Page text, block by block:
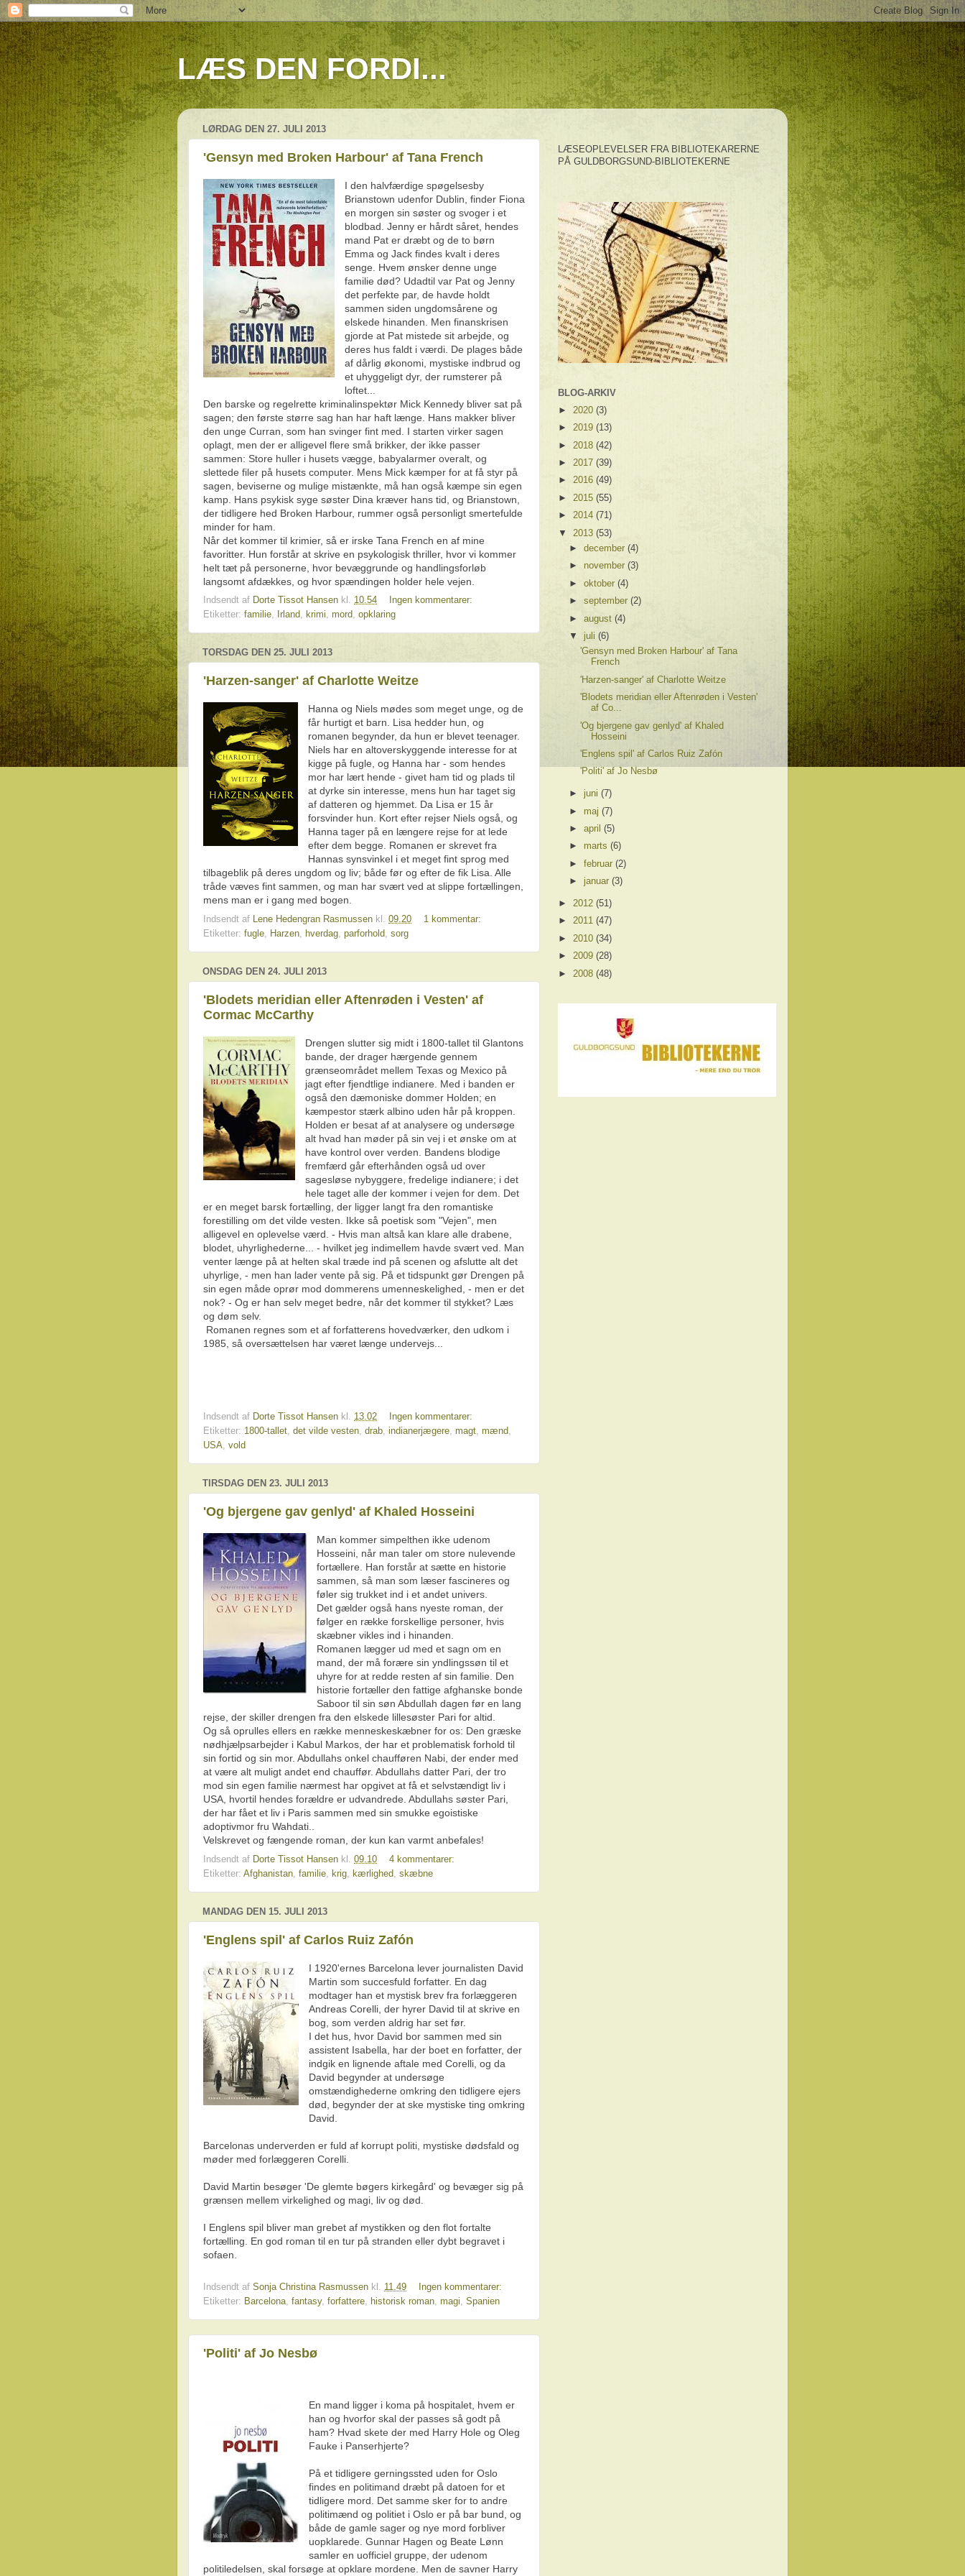
LÆS DEN FORDI...
LØRDAG DEN 27. JULI 2013
'Gensyn med Broken Harbour' af Tana French
I den halvfærdige spøgelsesby
Brianstown udenfor Dublin, finder Fiona
en morgen sin søster og svoger i et
blodbad. Jenny er hårdt såret, hendes
mand Pat er dræbt og de to børn
Emma og Jack findes kvalt i deres
senge. Hvem ønsker denne unge
familie død? Udadtil var Pat og Jenny
det perfekte par, de havde holdt
sammen siden ungdomsårene og
elskede hinanden. Men finanskrisen
gjorde at Pat mistede sit arbejde, og
deres hus faldt i værdi. De plages både
af dårlig økonomi, mystiske indbrud og
et uhyggeligt dyr, der rumsterer på
loftet...
Den barske og regelrette kriminalinspektør Mick Kennedy bliver sat på
sagen; den første større sag han har haft længe. Hans makker bliver
den unge Curran, som han svinger fint med. I starten virker sagen
oplagt, men der er alligevel flere små brikker, der ikke passer
sammen: Store huller i husets vægge, babyalarmer overalt, og
slettede filer på husets computer. Mens Mick kæmper for at få styr på
sagen, beviserne og mulige mistænkte, må han også kæmpe sin egen
kamp. Hans psykisk syge søster Dina kræver hans tid, og Brianstown,
der tidligere hed Broken Harbour, rummer også personligt smertefulde
minder for ham.
Når det kommer til krimier, så er irske Tana French en af mine
favoritter. Hun forstår at skrive en psykologisk thriller, hvor vi kommer
helt tæt på personerne, hvor bevæggrunde og handlingsforløb
langsomt afdækkes, og hvor spændingen holder hele vejen.
Indsendt af Dorte Tissot Hansen kl. 10.54
Ingen kommentarer:
Etiketter: familie, Irland, krimi, mord, opklaring
TORSDAG DEN 25. JULI 2013
'Harzen-sanger' af Charlotte Weitze
Hanna og Niels mødes som meget unge, og de
får hurtigt et barn. Lisa hedder hun, og
romanen begynder, da hun er blevet teenager.
Niels har en altoverskyggende interesse for at
kigge på fugle, og Hanna har - som hendes
mor har lært hende - givet ham tid og plads til
at dyrke sin interesse, mens hun har taget sig
af datteren og hjemmet. Da Lisa er 15 år
forsvinder hun. Kort efter rejser Niels også, og
Hanna tager på en længere rejse for at lede
efter dem begge. Romanen er skrevet fra
Hannas synsvinkel i et meget fint sprog med
tilbageblik på deres ungdom og liv; både før og efter de fik Lisa. Alle
tråde væves fint sammen, og man har svært ved at slippe fortællingen,
mens man er i gang med bogen.
Indsendt af Lene Hedengran Rasmussen kl. 09.20
1 kommentar:
Etiketter: fugle Harzen hverdag parforhold sorg
ONSDAG DEN 24. JULI 2013
'Blodets meridian eller Aftenrøden i Vesten' af
Cormac McCarthy
Drengen slutter sig midt i 1800-tallet til Glantons
bande, der drager hærgende gennem
grænseområdet mellem Texas og Mexico på
jagt efter fjendtlige indianere. Med i banden er
også den dæmoniske dommer Holden; en
kæmpestor stærk albino uden hår på kroppen.
Holden er besat af at analysere og undersøge
alt hvad han møder på sin vej i et ønske om at
have kontrol over verden. Bandens blodige
fremfærd går efterhånden også ud over
sagesløse nybyggere, fredelige indianere; i det
hele taget alle der kommer i vejen for dem. Det
er en meget barsk fortælling, der ligger langt fra den romantiske
forestilling om det vilde vesten. Ikke så poetisk som "Vejen", men
alligevel en oplevelse værd. - Hvis man altså kan klare alle drabene,
blodet, uhyrlighederne... - hvilket jeg indimellem havde svært ved. Man
venter længe på at helten skal træde ind på scenen og afslutte alt det
uhyrlige, - men han lader vente på sig. På et tidspunkt gør Drengen på
sin egen måde oprør mod dommerens umenneskelighed, - men er det
nok? - Og er han selv meget bedre, når det kommer til stykket? Læs
og døm selv.
Romanen regnes som et af forfatterens hovedværker, den udkom i
1985, så oversættelsen har været længe undervejs...
Indsendt af Dorte Tissot Hansen kl. 13.02
Ingen kommentarer:
Etiketter: 1800-tallet, det vilde vesten, drab, indianerjægere, magt, mænd,
USA, vold
TIRSDAG DEN 23. JULI 2013
'Og bjergene gav genlyd' af Khaled Hosseini
Man kommer simpelthen ikke udenom
Hosseini, når man taler om store nulevende
fortællere. Han forstår at sætte en historie
sammen, så man som læser fascineres og
føler sig trukket ind i et andet univers.
Det gælder også hans nyeste roman, der
følger en række forskellige personer, hvis
skæbner vikles ind i hinanden.
Romanen lægger ud med et sagn om en
mand, der må forære sin yndlingssøn til et
uhyre for at redde resten af sin familie. Den
historie fortæller den fattige afghanske bonde
Saboor til sin søn Abdullah dagen før en lang
rejse, der skiller drengen fra den elskede lillesøster Pari for altid.
Og så oprulles ellers en række menneskeskæbner for os: Den græske
nødhjælpsarbejder i Kabul Markos, der har et problematisk forhold til
sin fortid og sin mor. Abdullahs onkel chaufføren Nabi, der ender med
at være alt muligt andet end chauffør. Abdullahs datter Pari, der tro
mod sin egen familie nærmest har opgivet at få et selvstændigt liv i
USA, hvortil hendes forældre er udvandrede. Abdullahs søster Pari,
der har fået et liv i Paris sammen med sin smukke egoistiske
adoptivmor fru Wahdati..
Velskrevet og fængende roman, der kun kan varmt anbefales!
Indsendt af Dorte Tissot Hansen kl. 09.10
4 kommentarer:
Etiketter: Afghanistan familie krig kærlighed skæbne
MANDAG DEN 15. JULI 2013
'Englens spil' af Carlos Ruiz Zafón
I 1920'ernes Barcelona lever journalisten David
Martin som succesfuld forfatter. En dag
modtager han et mystisk brev fra forlæggeren
Andreas Corelli, der hyrer David til at skrive en
bog, som verden aldrig har set før.
I det hus, hvor David bor sammen med sin
assistent Isabella, har der boet en forfatter, der
indgik en lignende aftale med Corelli, og da
David begynder at undersøge
omstændighederne omkring den tidligere ejers
død, begynder der at ske mystiske ting omkring
David.
Barcelonas underverden er fuld af korrupt politi, mystiske dødsfald og
møder med forlæggeren Corelli.
David Martin besøger 'De glemte bøgers kirkegård' og bevæger sig på
grænsen mellem virkelighed og magi, liv og død.
I Englens spil bliver man grebet af mystikken og den flot fortalte
fortælling. En god roman til en tur på stranden eller dybt begravet i
sofaen.
Indsendt af Sonja Christina Rasmussen kl. 11.49
Ingen kommentarer:
Etiketter: Barcelona, fantasy, forfattere, historisk roman, magi, Spanien
'Politi' af Jo Nesbø
En mand ligger i koma på hospitalet, hvem er
han og hvorfor skal der passes så godt på
ham? Hvad skete der med Harry Hole og Oleg
Fauke i Panserhjerte?
På et tidligere gerningssted uden for Oslo
findes en politimand dræbt på datoen for et
tidligere mord. Det samme sker for to andre
politimænd og politiet i Oslo er på bar bund, og
både de gamle sager og nye mord forbliver
uopklarede. Gunnar Hagen og Beate Lønn
samler en uofficiel gruppe, der udenom
politiledelsen, skal forsøge at opklare mordene. Men de savner Harry
LÆSEOPLEVELSER FRA BIBLIOTEKARERNE
PÅ GULDBORGSUND-BIBLIOTEKERNE
BLOG-ARKIV
► 2020 (3)
► 2019 (13)
► 2018 (42)
► 2017 (39)
► 2016 (49)
► 2015 (55)
► 2014 (71)
▼ 2013 (53)
►december(4)
► november(3)
►oktober(4)
►september(2)
►august(4)
▼juli(6)
'Gensyn med Broken Harbour' af Tana
French
'Harzen-sanger' af Charlotte Weitze
'Blodets meridian eller Aftenrøden i Vesten'
af Co...
'Og bjergene gav genlyd' af Khaled
Hosseini
'Englens spil' af Carlos Ruiz Zafón
'Politi' af Jo Nesbø
► juni(7)
► maj(7)
►april(5)
► marts(6)
►februar(2)
► januar(3)
► 2012 (51)
► 2011 (47)
► 2010 (34)
► 2009 (28)
► 2008 (48)